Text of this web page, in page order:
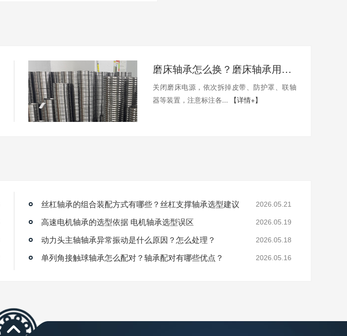
磨床轴承怎么换？磨床轴承用哪家的比较好？
关闭磨床电源，依次拆掉皮带、防护罩、联轴
器等装置，注意标注各...
【详情+】
丝杠轴承的组合装配方式有哪些？丝杠支撑轴承选型建议 2026.05.21
高速电机轴承的选型依据 电机轴承选型误区 2026.05.19
动力头主轴轴承异常振动是什么原因？怎么处理？ 2026.05.18
单列角接触球轴承怎么配对？轴承配对有哪些优点？ 2026.05.16